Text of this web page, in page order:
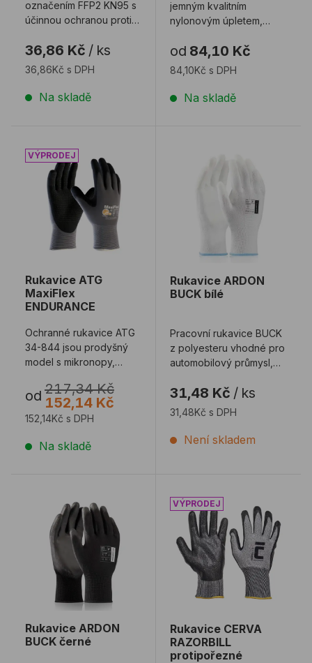
označením FFP2 KN95 s
účinnou ochranou proti
univerzální ...
36,86 Kč / ks
36,86Kč s DPH
Na skladě
jemným kvalitním
nylonovým úpletem,
paropropustná vrstva
latexové p ...
od 84,10 Kč
84,10Kč s DPH
Na skladě
Rukavice ATG MaxiFlex ENDURANCE
Rukavice ATG
MaxiFlex
ENDURANCE
Ochranné rukavice ATG
34-844 jsou prodyšný
model s mikronopy,
a poskytují ...
od 217,34 Kč
152,14 Kč
152,14Kč s DPH
Na skladě
Rukavice ARDON
BUCK bílé
Pracovní rukavice BUCK
z polyesteru vhodné pro
automobilový průmysl,
logist ...
31,48 Kč / ks
31,48Kč s DPH
Není skladem
Rukavice ARDON BUCK černé
Rukavice ARDON
BUCK černé
Rukavice CERVA
Rukavice CERVA
RAZORBILL
protipořezné